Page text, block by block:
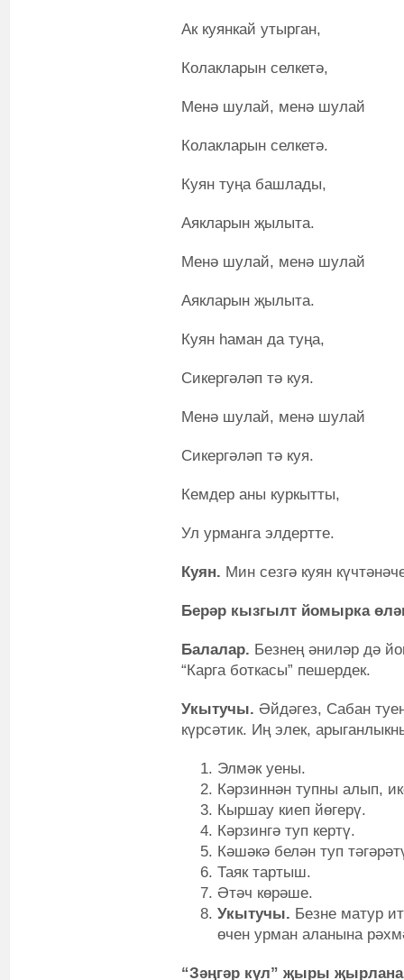
Ак куянкай утырган,
Колакларын селкетә,
Менә шулай, менә шулай
Колакларын селкетә.
Куян туңа башлады,
Аякларын җылыта.
Менә шулай, менә шулай
Аякларын җылыта.
Куян һаман да туңа,
Сикергәләп тә куя.
Менә шулай, менә шулай
Сикергәләп тә куя.
Кемдер аны куркытты,
Ул урманга элдертте.
Куян. Мин сезгә куян
Берәр кызгылт йомырка
Балалар. Безнең әниләр дә
“Карга боткасы” пешердек.
Укытучы. Әйдәгез, Сабан
күрсәтик. Иң элек,
Элмәк уены.
Кәрзиннән тупны алып,
Кыршау киеп йөгерү.
Кәрзингә туп кертү.
Кәшәкә белән туп
Таяк тартыш.
Әтәч көрәше.
Укытучы. Безне матур
өчен урман аланына
“Зәңгәр күл” җыры